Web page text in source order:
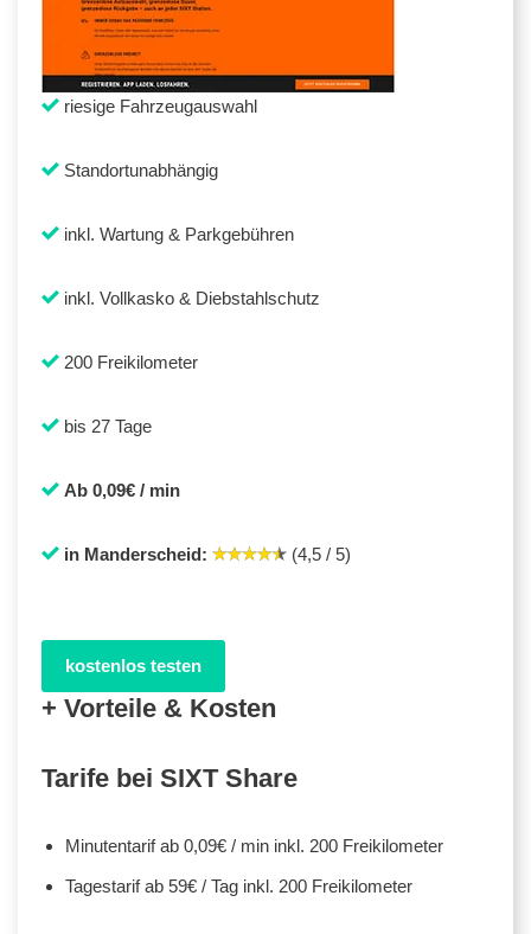
riesige Fahrzeugauswahl
Standortunabhängig
inkl. Wartung & Parkgebühren
inkl. Vollkasko & Diebstahlschutz
200 Freikilometer
bis 27 Tage
Ab 0,09€ / min
in Manderscheid: (4,5 / 5)
kostenlos testen
+ Vorteile & Kosten
Tarife bei SIXT Share
Minutentarif ab 0,09€ / min inkl. 200 Freikilometer
Tagestarif ab 59€ / Tag inkl. 200 Freikilometer